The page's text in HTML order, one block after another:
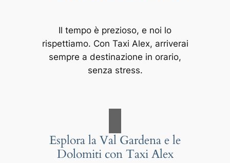
Il tempo è prezioso, e noi lo
rispettiamo. Con Taxi Alex, arriverai
sempre a destinazione in orario,
senza stress.
Esplora la Val Gardena e le
Dolomiti con Taxi Alex